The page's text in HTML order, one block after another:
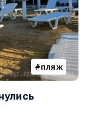
пляж